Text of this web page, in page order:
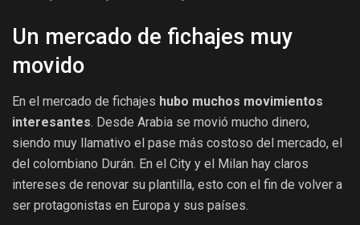
Un mercado de fichajes muy
movido
En el mercado de fichajes hubo muchos movimientos
interesantes. Desde Arabia se movió mucho dinero,
siendo muy llamativo el pase más costoso del mercado, el
del colombiano Durán. En el City y el Milan hay claros
intereses de renovar su plantilla, esto con el fin de volver a
ser protagonistas en Europa y sus países.